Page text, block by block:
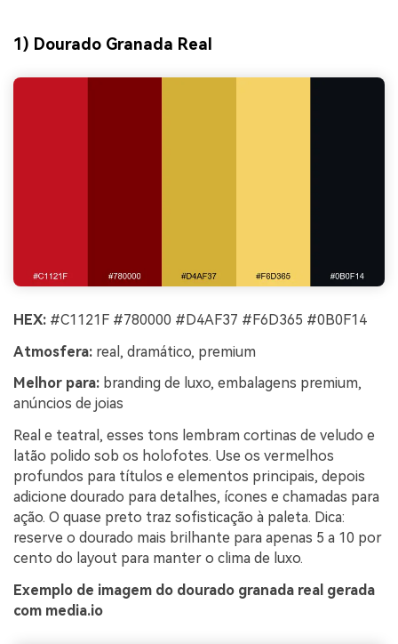
1) Dourado Granada Real
HEX: #C1121F #780000 #D4AF37 #F6D365 #0B0F14
Atmosfera: real, dramático, premium
Melhor para: branding de luxo, embalagens premium,
anúncios de joias
Real e teatral, esses tons lembram cortinas de veludo e
latão polido sob os holofotes. Use os vermelhos
profundos para títulos e elementos principais, depois
adicione dourado para detalhes, ícones e chamadas para
ação. O quase preto traz sofisticação à paleta. Dica:
reserve o dourado mais brilhante para apenas 5 a 10 por
cento do layout para manter o clima de luxo.
Exemplo de imagem do dourado granada real gerada
com media.io